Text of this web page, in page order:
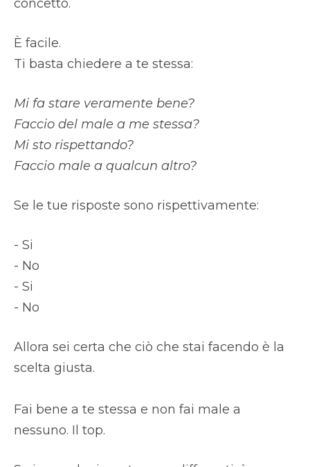
concetto.
È facile.
Ti basta chiedere a te stessa:
Mi fa stare veramente bene?
Faccio del male a me stessa?
Mi sto rispettando?
Faccio male a qualcun altro?
Se le tue risposte sono rispettivamente:
- Si
- No
- Si
- No
Allora sei certa che ciò che stai facendo è la
scelta giusta.
Fai bene a te stessa e non fai male a
nessuno. Il top.